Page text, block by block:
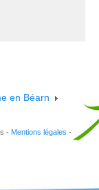
en Béarn
- Mentions légales -